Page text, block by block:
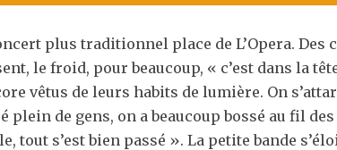
plus traditionnel place de L’Opera.
le froid, pour beaucoup, « c’est dans la
vêtus de leurs habits de lumière. On
de gens, on a beaucoup bossé au fil
tout s’est bien passé ». La petite bande